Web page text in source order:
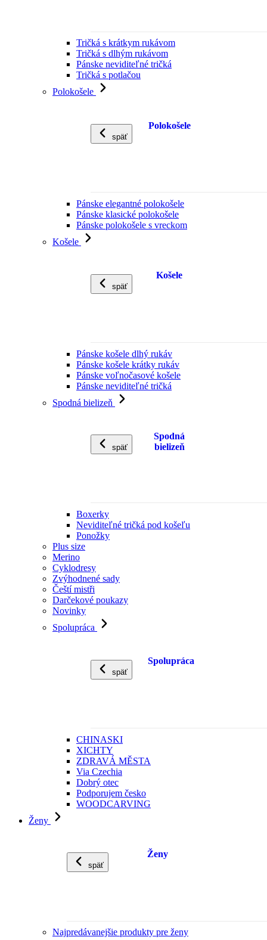
Tričká s krátkym rukávom
Tričká s dlhým rukávom
Pánske neviditeľné tričká
Tričká s potlačou
Polokošele
späť
Polokošele
Pánske elegantné polokošele
Pánske klasické polokošele
Pánske polokošele s vreckom
Košele
späť
Košele
Pánske košele dlhý rukáv
Pánske košele krátky rukáv
Pánske voľnočasové košele
Pánske neviditeľné tričká
Spodná bielizeň
späť
Spodná
bielizeň
Boxerky
Neviditeľné tričká pod košeľu
Ponožky
Plus size
Merino
Cyklodresy
Zvýhodnené sady
Čeští mistři
Darčekové poukazy
Novinky
Spolupráca
späť
Spolupráca
CHINASKI
XICHTY
ZDRAVÁ MĚSTA
Via Czechia
Dobrý otec
Podporujem česko
WOODCARVING
Ženy
späť
Ženy
Najpredávanejšie produkty pre ženy